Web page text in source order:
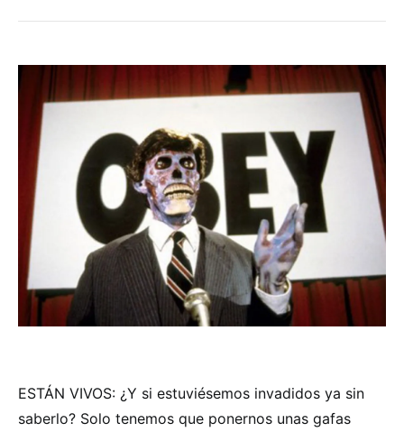
ESTÁN VIVOS: ¿Y si estuviésemos invadidos ya sin
saberlo? Solo tenemos que ponernos unas gafas